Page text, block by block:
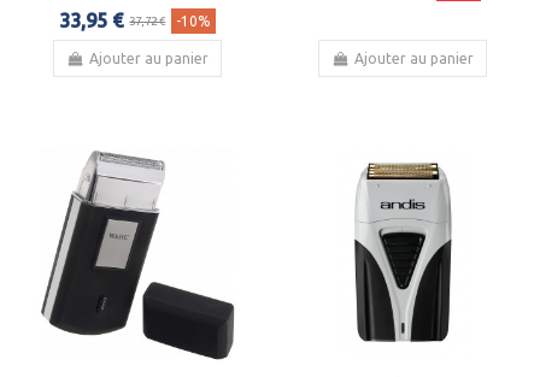
33,95 € 37,72 € -10%
Ajouter au panier Ajouter au panier